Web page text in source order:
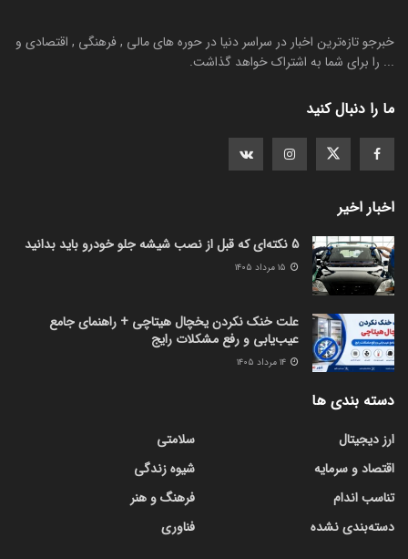
خبرجو تازه‌ترین اخبار در سراسر دنیا در حوره های مالی , فرهنگی , اقتصادی و
... را برای شما به اشتراک خواهد گذاشت.
ما را دنبال کنید
اخبار اخیر
5 نکته‌ای که قبل از نصب شیشه جلو خودرو باید بدانید
علت خنک نکردن یخچال هیتاچی + راهنمای جامع
عیب‌یابی و رفع مشکلات رایج
دسته بندی ها
ارز دیجیتال
اقتصاد و سرمایه
تناسب اندام
دسته‌بندی نشده
سلامتی
شیوه زندگی
فرهنگ و هنر
فناوری